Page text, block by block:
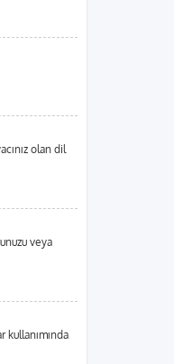
olan dil
veya
kullanımında